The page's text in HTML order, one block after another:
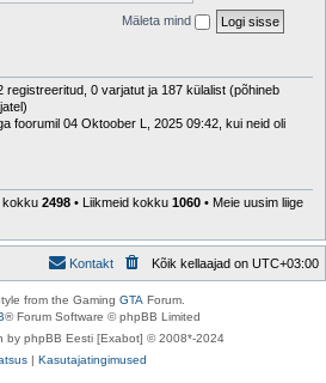
Mäleta mind
registreeritud, 0 varjatut ja 187 külalist (põhineb
foorumil 04 Oktoober L, 2025 09:42, kui neid oli
kokku 2498 • Liikmeid kokku 1060 • Meie uusim liige
Kõik kellaajad on UTC+03:00
Kontakt
from the Gaming GTA Forum.
® Forum Software © phpBB Limited
by phpBB Eesti [Exabot] © 2008*-2024
| Kasutajatingimused